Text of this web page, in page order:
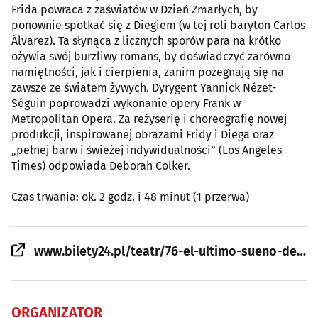
Frida powraca z zaświatów w Dzień Zmarłych, by
ponownie spotkać się z Diegiem (w tej roli baryton Carlos
Álvarez). Ta słynąca z licznych sporów para na krótko
ożywia swój burzliwy romans, by doświadczyć zarówno
namiętności, jak i cierpienia, zanim pożegnają się na
zawsze ze światem żywych. Dyrygent Yannick Nézet-
Séguin poprowadzi wykonanie opery Frank w
Metropolitan Opera. Za reżyserię i choreografię nowej
produkcji, inspirowanej obrazami Fridy i Diega oraz
„pełnej barw i świeżej indywidualności” (Los Angeles
Times) odpowiada Deborah Colker.
Czas trwania: ok. 2 godz. i 48 minut (1 przerwa)
www.bilety24.pl/teatr/76-el-ultimo-sueno-de-frida-y-diego-the-metropolitan-opera-live-in-hd-2025-2026-132438?id=777046
ORGANIZATOR